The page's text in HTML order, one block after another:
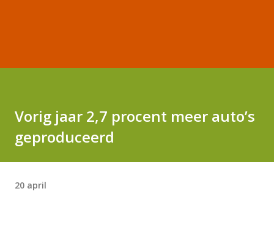
Vorig jaar 2,7 procent meer auto’s
geproduceerd
20 april